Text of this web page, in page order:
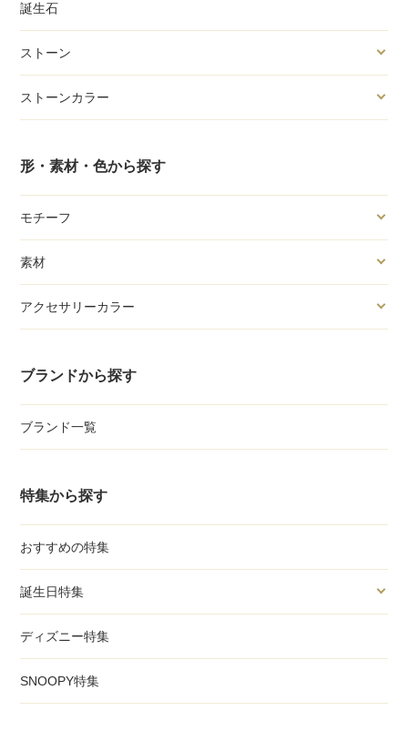
誕生石
ストーン
ストーンカラー
形・素材・色から探す
モチーフ
素材
アクセサリーカラー
ブランドから探す
ブランド一覧
特集から探す
おすすめの特集
誕生日特集
ディズニー特集
SNOOPY特集